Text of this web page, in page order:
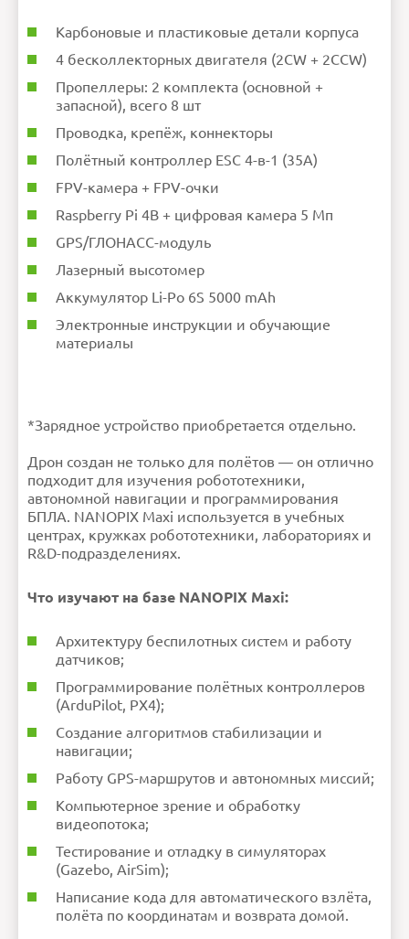
Карбоновые и пластиковые детали корпуса
4 бесколлекторных двигателя (2CW + 2CCW)
Пропеллеры: 2 комплекта (основной +
запасной), всего 8 шт
Проводка, крепёж, коннекторы
Полётный контроллер ESC 4-в-1 (35A)
FPV-камера + FPV-очки
Raspberry Pi 4B + цифровая камера 5 Мп
GPS/ГЛОНАСС-модуль
Лазерный высотомер
Аккумулятор Li-Po 6S 5000 mAh
Электронные инструкции и обучающие
материалы
*Зарядное устройство приобретается отдельно.
Дрон создан не только для полётов — он отлично
подходит для изучения робототехники,
автономной навигации и программирования
БПЛА. NANOPIX Maxi используется в учебных
центрах, кружках робототехники, лабораториях и
R&D-подразделениях.
Что изучают на базе NANOPIX Maxi:
Архитектуру беспилотных систем и работу
датчиков;
Программирование полётных контроллеров
(ArduPilot, PX4);
Создание алгоритмов стабилизации и
навигации;
Работу GPS-маршрутов и автономных миссий;
Компьютерное зрение и обработку
видеопотока;
Тестирование и отладку в симуляторах
(Gazebo, AirSim);
Написание кода для автоматического взлёта,
полёта по координатам и возврата домой.